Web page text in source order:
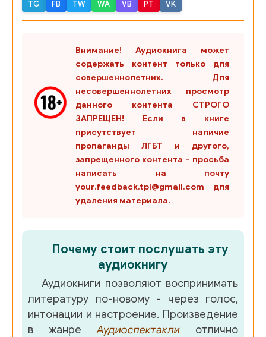
Рощин Михаил - Старый Новый год1
Слейд Бернард - Чествование Бернард Слейд -
Толстой Л. Н. - Казаки/0101_01_01
01_01_02
01_01_03
01_01_05
01_02_02
01_02_03
01_02_04
01_02_05
TG FB TW WA VB PT VK
Внимание! Аудиокнига может
содержать контент только для
совершеннолетних. Для
несовершеннолетних просмотр
данного контента СТРОГО
ЗАПРЕЩЕН! Если в книге
присутствует наличие
пропаганды ЛГБТ и другого,
запрещенного контента - просьба
написать на почту
your.feedback.tpl@gmail.com для
удаления материала.
Почему стоит послушать эту
аудиокнигу
Аудиокниги позволяют воспринимать
литературу по-новому - через голос,
интонации и настроение. Произведение
в жанреАудиоспектакли отлично